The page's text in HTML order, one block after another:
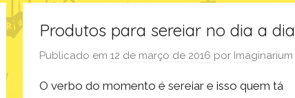
q
u
r
Produtos para sereiar no dia a dia
Publicado em12 de março de 2016 por Imaginarium
O verbo do momento é sereiar e isso quem tá